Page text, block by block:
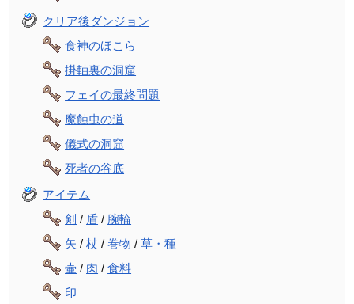
クリア後ダンジョン
食神のほこら
掛軸裏の洞窟
フェイの最終問題
魔蝕虫の道
儀式の洞窟
死者の谷底
アイテム
剣 / 盾 / 腕輪
矢 /杖 /巻物 /草・種
壷 / 肉 /食料
印